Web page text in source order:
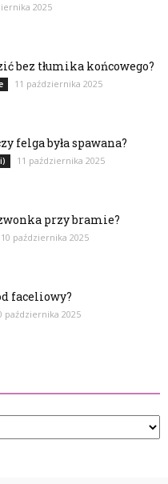
2025
bez tłumika końcowego?
11 października 2025
felga była spawana?
11 października 2025
przy bramie?
10 października 2025
faceliowy?
października 2025